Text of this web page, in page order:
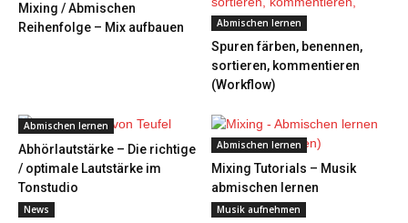
Mixing / Abmischen
Reihenfolge – Mix aufbauen
Abmischen lernen
Spuren färben, benennen,
sortieren, kommentieren
(Workflow)
Abmischen lernen
Abhörlautstärke – Die richtige
/ optimale Lautstärke im
Tonstudio
Abmischen lernen
Mixing Tutorials – Musik
abmischen lernen
News Musik aufnehmen